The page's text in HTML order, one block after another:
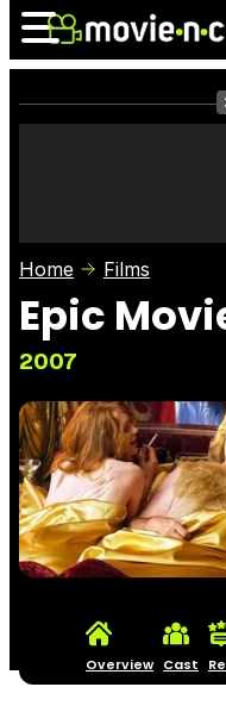
Photos
Home Films
Epic
2007
Overview Cast